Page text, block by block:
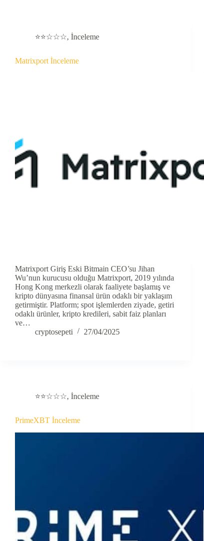
⭐⭐☆☆☆, İnceleme
Matrixport İnceleme
Matrixport Giriş Eski Bitmain CEO’su Jihan
Wu’nun kurucusu olduğu Matrixport, 2019 yılında
Hong Kong merkezli olarak faaliyete başlamış ve
kripto dünyasına finansal ürün odaklı bir yaklaşım
getirmiştir. Platform; spot işlemlerden ziyade, getiri
odaklı ürünler, kripto kredileri, sabit faiz planları
ve…
cryptosepeti
27/04/2025
⭐⭐☆☆☆, İnceleme
PrimeXBT İnceleme